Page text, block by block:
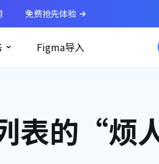
免费抢先体验
Figma导入
表的“烦